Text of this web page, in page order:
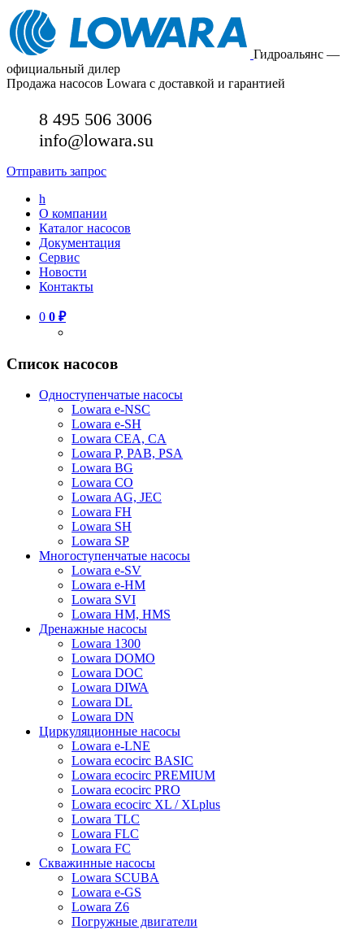
Гидроальянс —
официальный дилер
Продажа насосов Lowara с доставкой и гарантией
8 495 506 3006
info@lowara.su
Отправить запрос
h
О компании
Каталог насосов
Документация
Сервис
Новости
Контакты
0 0 ₽
Список насосов
Одноступенчатые насосы
Lowara e-NSC
Lowara e-SH
Lowara CEA, CA
Lowara P, PAB, PSA
Lowara BG
Lowara CO
Lowara AG, JEC
Lowara FH
Lowara SH
Lowara SP
Многоступенчатые насосы
Lowara e-SV
Lowara e-HM
Lowara SVI
Lowara HM, HMS
Дренажные насосы
Lowara 1300
Lowara DOMO
Lowara DOC
Lowara DIWA
Lowara DL
Lowara DN
Циркуляционные насосы
Lowara e-LNE
Lowara ecocirc BASIC
Lowara ecocirc PREMIUM
Lowara ecocirc PRO
Lowara ecocirc XL / XLplus
Lowara TLC
Lowara FLC
Lowara FC
Скважинные насосы
Lowara SCUBA
Lowara e-GS
Lowara Z6
Погружные двигатели